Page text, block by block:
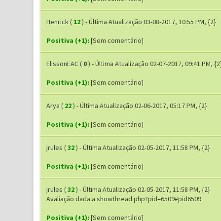
Henrick( 12) - Última Atualização 03-08-2017, 10:55 PM, {2}
Positiva (+1): [Sem comentário]
ElissonEAC( 0) - Última Atualização 02-07-2017, 09:41 PM,
Positiva (+1): [Sem comentário]
Arya ( 22) - Última Atualização 02-06-2017, 05:17 PM, {2}
Positiva (+1): [Sem comentário]
jrules (32) - Última Atualização 02-05-2017, 11:58 PM, {2}
Positiva (+1): [Sem comentário]
jrules (32) - Última Atualização 02-05-2017, 11:58 PM, {2}
Avaliação dada a showthread.php?pid=6509#pid6509
Positiva (+1): [Sem comentário]